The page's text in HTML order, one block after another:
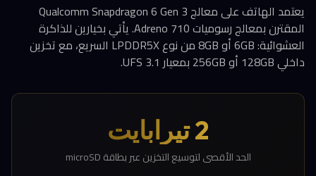
يعتمد الهاتف على معالج Qualcomm Snapdragon 6 Gen 3
المقترن بمعالج رسوميات Adreno 710. يأتي بخيارين للذاكرة
العشوائية: 6GB أو 8GB من نوع LPDDR5X السريع، مع تخزين
داخلي 128GB أو 256GB بمعيار UFS 3.1.
2 تيرابايت
الحد الأقصى لتوسيع التخزين عبر بطاقة microSD